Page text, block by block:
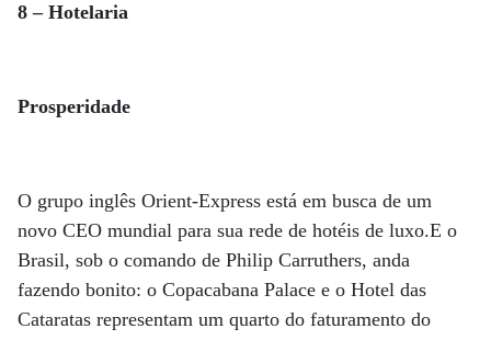
8 – Hotelaria
Prosperidade
O grupo inglês Orient-Express está em busca de um
novo CEO mundial para sua rede de hotéis de luxo.E o
Brasil, sob o comando de Philip Carruthers, anda
fazendo bonito: o Copacabana Palace e o Hotel das
Cataratas representam um quarto do faturamento do